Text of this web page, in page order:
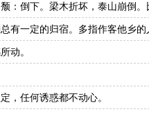
：倒下。梁木折坏，泰山崩倒
有一定的归宿。多指作客他乡
动。
，任何诱惑都不动心。